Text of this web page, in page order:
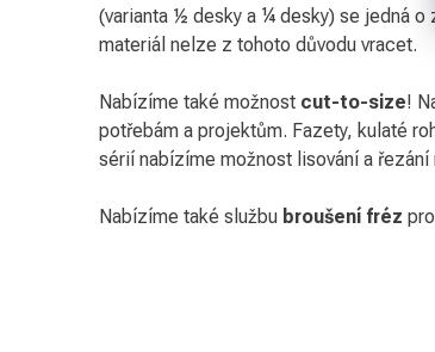
(varianta ½ desky a ¼ desky) se jedná o
materiál nelze z tohoto důvodu vracet.
Nabízíme také možnost cut-to-size!
potřebám a projektům. Fazety, kulaté
sérií nabízíme možnost lisování a
Nabízíme také službu broušení fréz